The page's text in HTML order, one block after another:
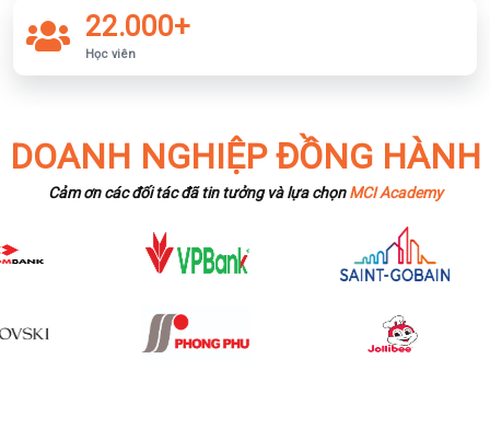
22.000+
Học viên
DOANH NGHIỆP ĐỒNG HÀNH
Cảm ơn các đối tác đã tin tưởng và lựa chọnMCI Academy